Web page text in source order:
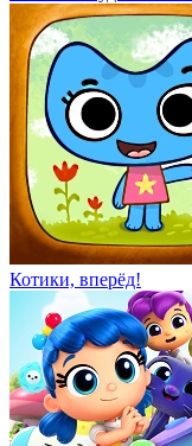
Котики, вперёд!